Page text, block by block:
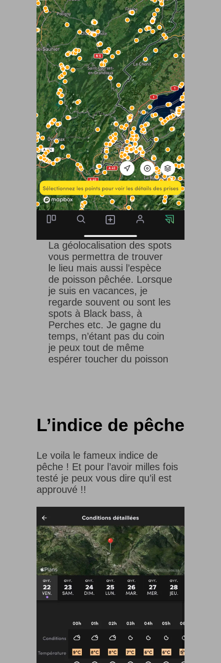
La géolocalisation des spots
vous permettra de trouver
le lieu mais aussi l’espèce
de poisson pêchée. Lorsque
je suis en vacances, je
regarde souvent ou sont les
spots à Black bass, à
Perches etc. Je gagne du
temps, n’étant pas du coin
je peux tout de même
espérer toucher du poisson
L’indice de pêche
Le voila le fameux indice de
pêche ! Et pour l’avoir milles fois
testé je peux vous dire qu’il est
approuvé !!